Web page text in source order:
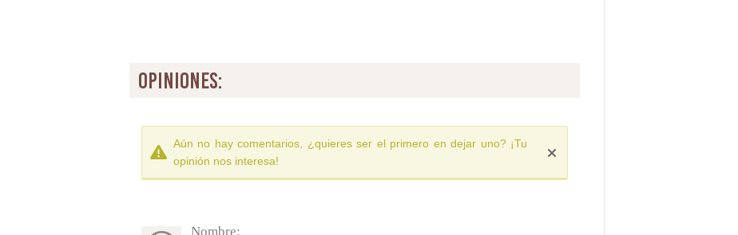
opiniones:
Aún no hay comentarios, ¿quieres ser el primero en dejar uno? ¡Tu
opinión nos interesa!
Nombre: